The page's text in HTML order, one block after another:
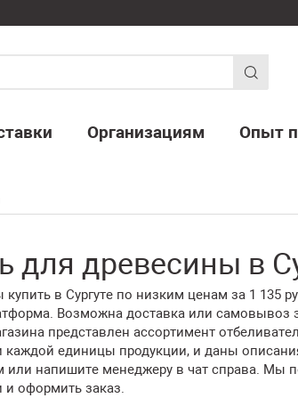
для древесины в
в Сургуте по низким ценам за 1 135
Возможна доставка или самовывоз
представлен ассортимент
каждой единицы продукции, и даны
или напишите менеджеру в чат справа. Мы
и оформить заказ.
Организациям Опыт